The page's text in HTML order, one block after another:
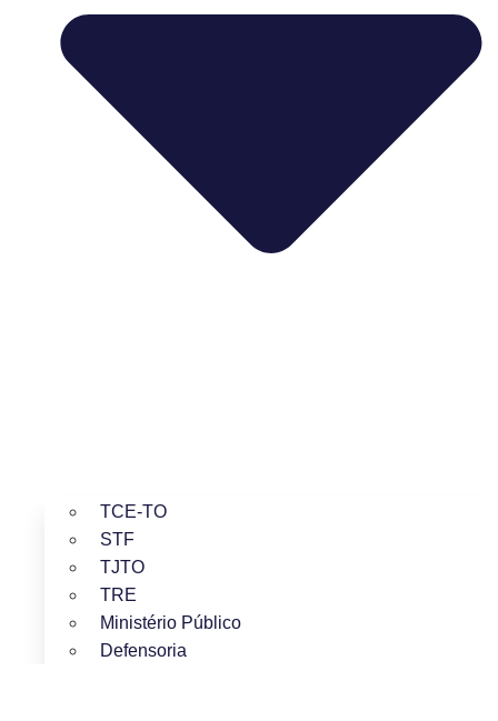
TCE-TO
STF
TJTO
TRE
Ministério Público
Defensoria